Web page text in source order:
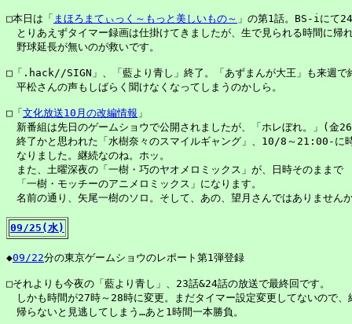
□本日は「 まほろまてぃっく～もっと美しいもの～ 」の第1話。BS-iにて
とりあえずタイマー録画は仕掛けてきましたが、生で見られる時間に帰
野球延長が無いのが救いです。
□「.hack//SIGN」、「藍より青し」終了。「あずまんが大王」も来週で
平松さんの声もしばらく聞けなくなってしまうのかしら。
□「 文化放送10月の改編情報 」
新番組は先日のゲームショウで公開されましたが、「ホレぼれ。」(金
終了かと思われた「水樹奈々のスマイルギャング」、10/8～21:00-に
なりました。継続なのね。ホッ。
また、土曜深夜の「一樹・巧のヤオメロミックス」が、日時そのままで
「一樹・モッチーのアニメロミックス」になります。
09/25(水)
◆09/22分の東京ゲームショウのレポート第1弾登録
□それよりも今夜の「藍より青し」、23話&24話の放送で最終回です。
しかも時間が27時～28時に変更。まだタイマー設定変更してないので、
帰らないと見逃してしまう…あと1時間一本勝負。